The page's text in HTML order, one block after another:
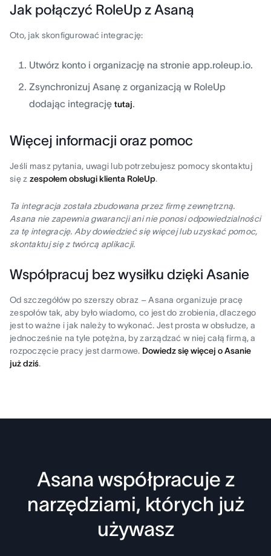
Jak połączyć RoleUp z Asaną
Oto, jak skonfigurować integrację:
Utwórz konto i organizację na stronie app.roleup.io.
Zsynchronizuj Asanę z organizacją w RoleUp
dodając integrację tutaj.
Więcej informacji oraz pomoc
Jeśli masz pytania, uwagi lub potrzebujesz pomocy skontaktuj
się z zespołem obsługi klienta RoleUp.
Ta integracja została zbudowana przez firmę zewnętrzną.
Asana nie zapewnia gwarancji ani nie ponosi odpowiedzialności
za tę integrację. Aby dowiedzieć się więcej lub uzyskać pomoc,
skontaktuj się z twórcą aplikacji.
Współpracuj bez wysiłku dzięki Asanie
Od szczegółów po szerszy obraz – Asana organizuje pracę
zespołów tak, aby było wiadomo, co jest do zrobienia, dlaczego
jest to ważne i jak należy to wykonać. Jest prosta w obsłudze, a
jednocześnie na tyle potężna, by zarządzać w niej całą firmą, a
rozpoczęcie pracy jest darmowe. Dowiedz się więcej o Asanie
już dziś.
Asana współpracuje z
narzędziami, których już
używasz